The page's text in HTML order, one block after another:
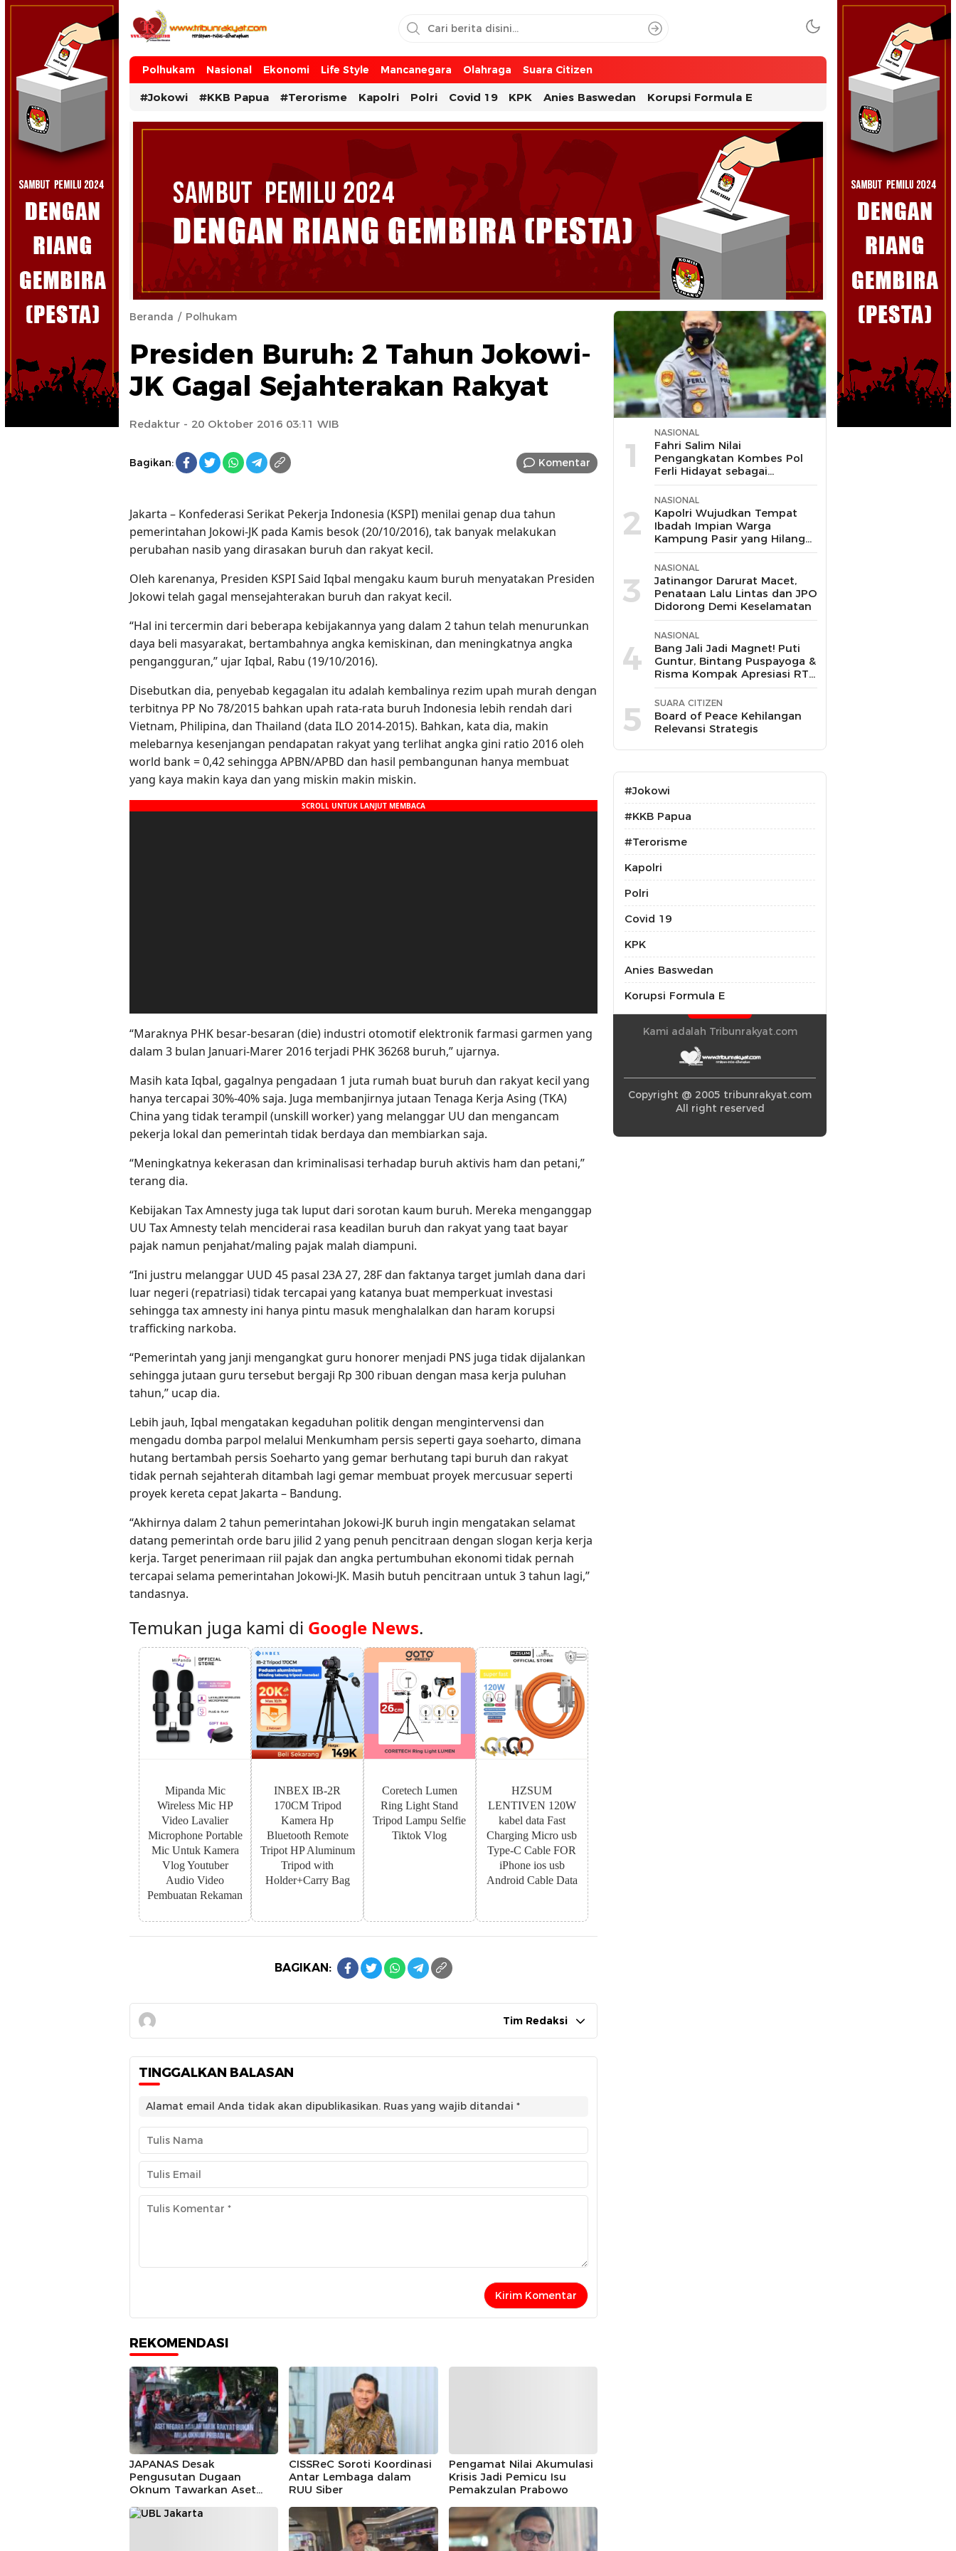
Tribun Rakyat
Tulus – Terdepan – Diharapkan
Polhukam Nasional Ekonomi Life Style Mancanegara Olahraga Suara Citizen
#Jokowi #KKB Papua #Terorisme Kapolri Polri Covid 19 KPK Anies Baswedan Korupsi Formula E
Beranda Polhukam
Presiden Buruh: 2 Tahun Jokowi-
JK Gagal Sejahterakan Rakyat
Redaktur - 20 Oktober 2016 03:11 WIB
Bagikan: Komentar
Jakarta – Konfederasi Serikat Pekerja Indonesia (KSPI) menilai genap dua tahun
pemerintahan Jokowi-JK pada Kamis besok (20/10/2016), tak banyak melakukan
perubahan nasib yang dirasakan buruh dan rakyat kecil.
Oleh karenanya, Presiden KSPI Said Iqbal mengaku kaum buruh menyatakan Presiden
Jokowi telah gagal mensejahterakan buruh dan rakyat kecil.
“Hal ini tercermin dari beberapa kebijakannya yang dalam 2 tahun telah menurunkan
daya beli masyarakat, bertambahnya angka kemiskinan, dan meningkatnya angka
pengangguran,” ujar Iqbal, Rabu (19/10/2016).
Disebutkan dia, penyebab kegagalan itu adalah kembalinya rezim upah murah dengan
terbitnya PP No 78/2015 bahkan upah rata-rata buruh Indonesia lebih rendah dari
Vietnam, Philipina, dan Thailand (data ILO 2014-2015). Bahkan, kata dia, makin
melebarnya kesenjangan pendapatan rakyat yang terlihat angka gini ratio 2016 oleh
world bank = 0,42 sehingga APBN/APBD dan hasil pembangunan hanya membuat
yang kaya makin kaya dan yang miskin makin miskin.
“Maraknya PHK besar-besaran (die) industri otomotif elektronik farmasi garmen yang
dalam 3 bulan Januari-Marer 2016 terjadi PHK 36268 buruh,” ujarnya.
Masih kata Iqbal, gagalnya pengadaan 1 juta rumah buat buruh dan rakyat kecil yang
hanya tercapai 30%-40% saja. Juga membanjirnya jutaan Tenaga Kerja Asing (TKA)
China yang tidak terampil (unskill worker) yang melanggar UU dan mengancam
pekerja lokal dan pemerintah tidak berdaya dan membiarkan saja.
“Meningkatnya kekerasan dan kriminalisasi terhadap buruh aktivis ham dan petani,”
terang dia.
Kebijakan Tax Amnesty juga tak luput dari sorotan kaum buruh. Mereka menganggap
UU Tax Amnesty telah menciderai rasa keadilan buruh dan rakyat yang taat bayar
pajak namun penjahat/maling pajak malah diampuni.
“Ini justru melanggar UUD 45 pasal 23A 27, 28F dan faktanya target jumlah dana dari
luar negeri (repatriasi) tidak tercapai yang katanya buat memperkuat investasi
sehingga tax amnesty ini hanya pintu masuk menghalalkan dan haram korupsi
trafficking narkoba.
“Pemerintah yang janji mengangkat guru honorer menjadi PNS juga tidak dijalankan
sehingga jutaan guru tersebut bergaji Rp 300 ribuan dengan masa kerja puluhan
tahun,” ucap dia.
Lebih jauh, Iqbal mengatakan kegaduhan politik dengan mengintervensi dan
mengadu domba parpol melalui Menkumham persis seperti gaya soeharto, dimana
hutang bertambah persis Soeharto yang gemar berhutang tapi buruh dan rakyat
tidak pernah sejahterah ditambah lagi gemar membuat proyek mercusuar seperti
proyek kereta cepat Jakarta – Bandung.
“Akhirnya dalam 2 tahun pemerintahan Jokowi-JK buruh ingin mengatakan selamat
datang pemerintah orde baru jilid 2 yang penuh pencitraan dengan slogan kerja kerja
kerja. Target penerimaan riil pajak dan angka pertumbuhan ekonomi tidak pernah
tercapai selama pemerintahan Jokowi-JK. Masih butuh pencitraan untuk 3 tahun lagi,”
tandasnya.
Temukan juga kami di Google News.
Mipanda Mic
Wireless Mic HP
Video Lavalier
Microphone Portable
Mic Untuk Kamera
Vlog Youtuber
Audio Video
Pembuatan Rekaman
INBEX IB-2R
170CM Tripod
Kamera Hp
Bluetooth Remote
Tripot HP Aluminum
Tripod with
Holder+Carry Bag
Coretech Lumen
Ring Light Stand
Tripod Lampu Selfie
Tiktok Vlog
HZSUM
LENTIVEN 120W
kabel data Fast
Charging Micro usb
Type-C Cable FOR
iPhone ios usb
Android Cable Data
BAGIKAN:
Tim Redaksi
TINGGALKAN BALASAN
Alamat email Anda tidak akan dipublikasikan. Ruas yang wajib ditandai *
REKOMENDASI
JAPANAS Desak
Pengusutan Dugaan
Oknum Tawarkan Aset
Turun Tangan
CISSReC Soroti Koordinasi
Antar Lembaga dalam
RUU Siber
Pengamat Nilai Akumulasi
Krisis Jadi Pemicu Isu
Pemakzulan Prabowo
1
NASIONAL
Fahri Salim Nilai
Pengangkatan Kombes Pol
Ferli Hidayat sebagai
Korspripim Polri Sah dan
Patut Dihormati
2
NASIONAL
Kapolri Wujudkan Tempat
Ibadah Impian Warga
Kampung Pasir yang Hilang
Selama 10 Tahun
3
NASIONAL
Jatinangor Darurat Macet,
Penataan Lalu Lintas dan JPO
Didorong Demi Keselamatan
4
NASIONAL
Bang Jali Jadi Magnet! Puti
Guntur, Bintang Puspayoga &
Risma Kompak Apresiasi RT
11 Gandaria Utara
5 SUARA CITIZEN
Board of Peace Kehilangan
Relevansi Strategis
#Jokowi
#KKB Papua
#Terorisme
Kapolri
Polri
Covid 19
KPK
Anies Baswedan
Korupsi Formula E
Kami adalah Tribunrakyat.com
Copyright @ 2005 tribunrakyat.com
All right reserved